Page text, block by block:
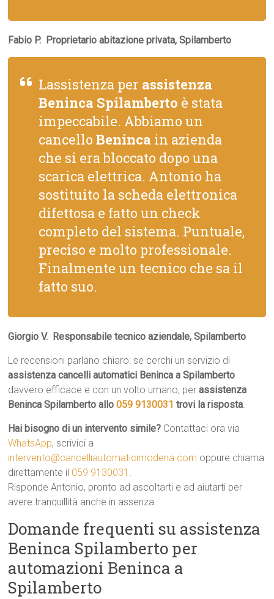
Fabio P.  Proprietario abitazione privata, Spilamberto
Lassistenza per assistenza
Beninca Spilamberto è stata
impeccabile. Abbiamo un
cancelloBeninca in azienda
che si era bloccato dopo una
scarica elettrica. Antonio ha
sostituito la scheda elettronica
difettosa e fatto un check
completo del sistema. Puntuale,
preciso e molto professionale.
Finalmente un tecnico che sa il
fatto suo.
Giorgio V.  Responsabile tecnico aziendale, Spilamberto
Le recensioni parlano chiaro: se cerchi un servizio di
assistenza cancelli automatici Beninca a Spilamberto
davvero efficace e con un volto umano, perassistenza
Beninca Spilamberto allo059 9130031 trovi la risposta.
Hai bisogno di un intervento simile? Contattaci ora via
WhatsApp, scrivici a
intervento@cancelliautomaticimodena.com oppure chiama
direttamente il 059 9130031 .
Risponde Antonio, pronto ad ascoltarti e ad aiutarti per
avere tranquillità anche in assenza.
Domande frequenti su assistenza
Beninca Spilamberto per
automazioni Beninca a
Spilamberto